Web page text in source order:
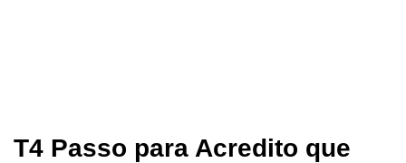
T4 Passo para Acredito que